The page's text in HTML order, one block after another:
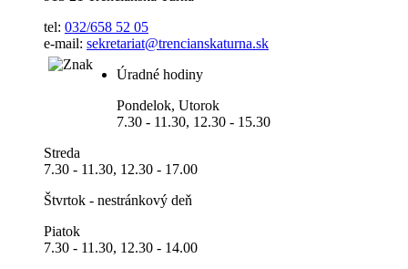
tel: 032/658 52 05
e-mail: sekretariat@trencianskaturna.sk
Úradné hodiny
Pondelok, Utorok
7.30 - 11.30, 12.30 - 15.30
Streda
7.30 - 11.30, 12.30 - 17.00
Štvrtok - nestránkový deň
Piatok
7.30 - 11.30, 12.30 - 14.00